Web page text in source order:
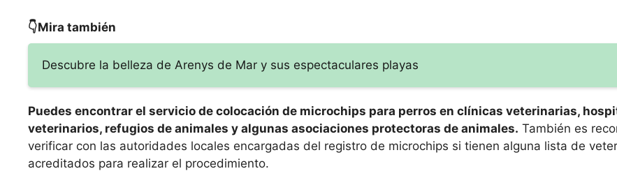
👇Mira también
Descubre la belleza de Arenys de Mar y sus espectaculares playas
Puedes encontrar el servicio de colocación de microchips para perros en clínicas veterinarias,
veterinarios, refugios de animales y algunas asociaciones protectoras de animales. También es
verificar con las autoridades locales encargadas del registro de microchips si tienen alguna lista de
acreditados para realizar el procedimiento.